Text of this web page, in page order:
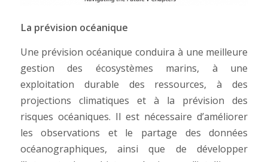
La prévision océanique
Une prévision océanique conduira à une meilleure
gestion des écosystèmes marins, à une
exploitation durable des ressources, à des
projections climatiques et à la prévision des
risques océaniques. Il est nécessaire d’améliorer
les observations et le partage des données
océanographiques, ainsi que de développer